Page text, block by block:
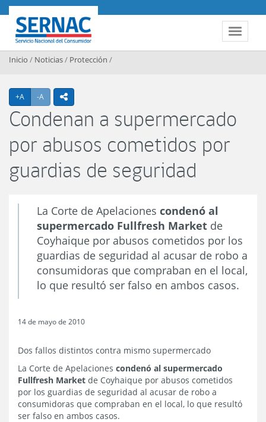
Contenido principal
Toggle
SERNAC
Inicio / Noticias/ Protección /
+A Agrandar texto
-A Achicar textoicono compartir
Condenan a supermercado
por abusos cometidos por
guardias de seguridad
La Corte de Apelaciones condenó al
supermercado Fullfresh Market de
Coyhaique por abusos cometidos por los
guardias de seguridad al acusar de robo a
consumidoras que compraban en el local,
lo que resultó ser falso en ambos casos.
14 de mayo de 2010
Dos fallos distintos contra mismo supermercado
La Corte de Apelaciones condenó al supermercado
Fullfresh Market de Coyhaique por abusos cometidos
por los guardias de seguridad al acusar de robo a
consumidoras que compraban en el local, lo que resultó
ser falso en ambos casos.